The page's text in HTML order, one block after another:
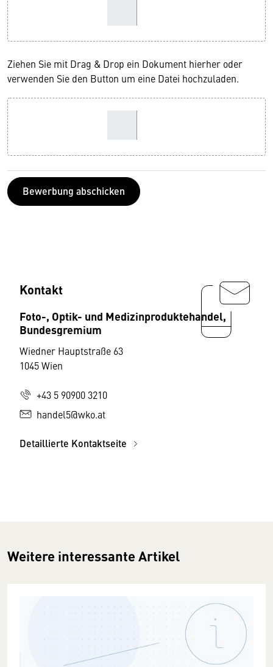
Ziehen Sie mit Drag & Drop ein Dokument hierher oder
verwenden Sie den Button um eine Datei hochzuladen.
Bewerbung abschicken
Kontakt
Foto-, Optik- und Medizinproduktehandel,
Bundesgremium
Wiedner Hauptstraße 63
1045 Wien
+43 5 90900 3210
handel5@wko.at
Detaillierte Kontaktseite
Weitere interessante Artikel